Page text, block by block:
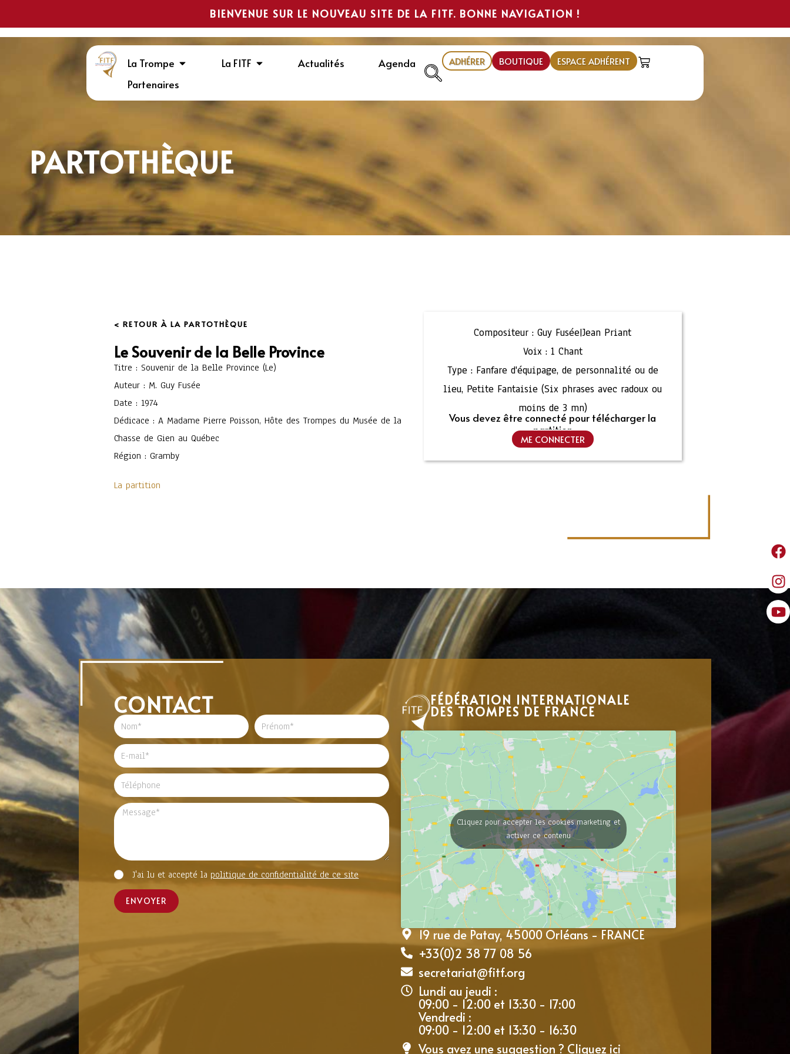
BIENVENUE SUR LE NOUVEAU SITE DE LA FITF. BONNE NAVIGATION !
La Trompe La FITF Actualités
Agenda
Partenaires
ADHÉRER BOUTIQUE ESPACE ADHÉRENT
PARTOTHÈQUE
< RETOUR À LA PARTOTHÈQUE
Le Souvenir de la Belle Province
Titre : Souvenir de la Belle Province (Le)
Auteur : M. Guy Fusée
Date : 1974
Dédicace : A Madame Pierre Poisson, Hôte des Trompes du Musée de la
Chasse de Gien au Québec
Région : Gramby
La partition
Compositeur : Guy Fusée|Jean Priant
Voix : 1 Chant
Type : Fanfare d'équipage, de personnalité ou de
lieu, Petite Fantaisie (Six phrases avec radoux ou
moins de 3 mn)
Vous devez être connecté pour télécharger la
partition
ME CONNECTER
CONTACT
J'ai lu et accepté la politique de confidentialité de ce site
ENVOYER
FÉDÉRATION INTERNATIONALE
DES TROMPES DE FRANCE
Cliquez pour accepter les cookies marketing et
activer ce contenu
19 rue de Patay, 45000 Orléans - FRANCE
+33(0)2 38 77 08 56
secretariat@fitf.org
Lundi au jeudi :
09:00 - 12:00 et 13:30 - 17:00
Vendredi :
09:00 - 12:00 et 13:30 - 16:30
Vous avez une suggestion ? Cliquez ici